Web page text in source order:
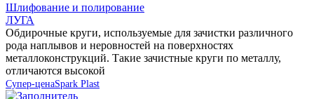
Шлифование и полирование
ЛУГА
Обдирочные круги, используемые для зачистки различного
рода наплывов и неровностей на поверхностях
металлоконструкций. Такие зачистные круги по металлу,
отличаются высокой
Супер-ценаSpark Plast